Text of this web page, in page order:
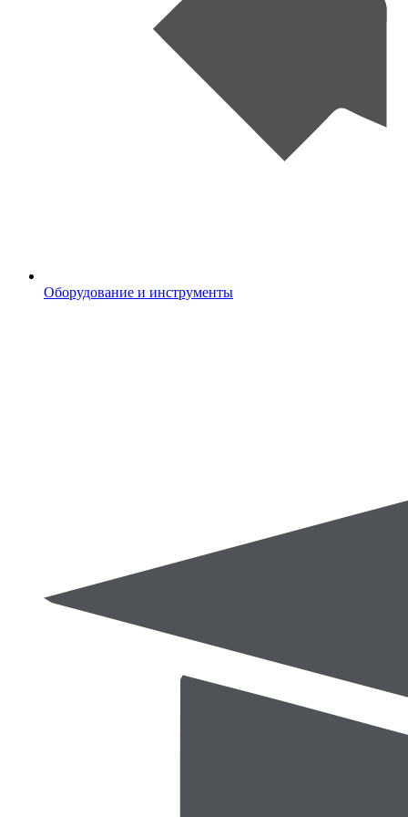
Оборудование и инструменты